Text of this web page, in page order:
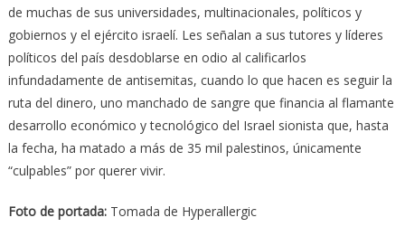
de muchas de sus universidades, multinacionales, políticos y
gobiernos y el ejército israelí. Les señalan a sus tutores y líderes
políticos del país desdoblarse en odio al calificarlos
infundadamente de antisemitas, cuando lo que hacen es seguir la
ruta del dinero, uno manchado de sangre que financia al flamante
desarrollo económico y tecnológico del Israel sionista que, hasta
la fecha, ha matado a más de 35 mil palestinos, únicamente
“culpables” por querer vivir.
Foto de portada:Tomada de Hyperallergic